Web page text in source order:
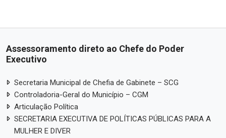
Assessoramento direto ao Chefe do Poder
Executivo
Secretaria Municipal de Chefia de Gabinete – SCG
Controladoria-Geral do Município – CGM
Articulação Política
SECRETARIA EXECUTIVA DE POLÍTICAS PÚBLICAS PARA A
MULHER E DIVER